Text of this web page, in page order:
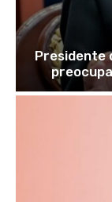
Presidente